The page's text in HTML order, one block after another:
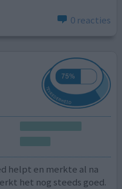
0 reacties
helpt en merkte al na
het nog steeds goed.